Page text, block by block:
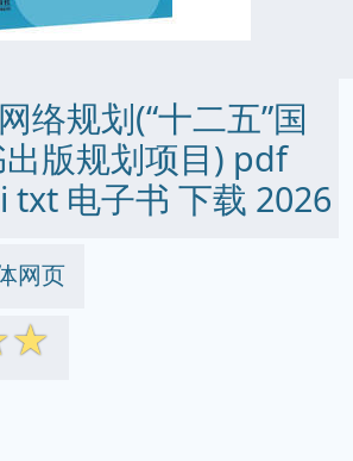
络规划(“十二五”国
版规划项目) pdf
电子书 下载 2026
网页
☆